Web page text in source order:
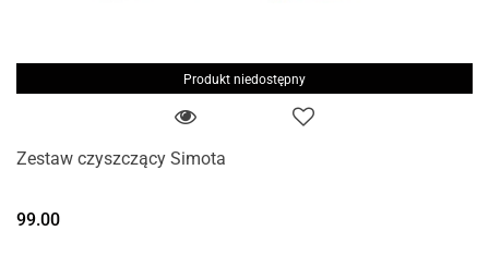
Produkt niedostępny
Zestaw czyszczący Simota
99.00